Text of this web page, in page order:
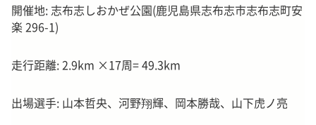
開催地: 志布志しおかぜ公園(鹿児島県志布志市志布志町安
楽 296-1)
走行距離: 2.9km ×17周= 49.3km
出場選手: 山本哲央、河野翔輝、岡本勝哉、山下虎ノ亮